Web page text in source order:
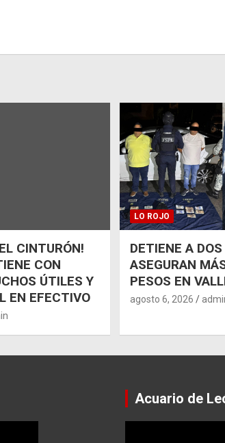
CINTURÓN!
CON
ÚTILES Y
EN EFECTIVO
LO ROJO
DETIENE A
ASEGURAN
PESOS EN
agosto 6, 2026
Acuario de